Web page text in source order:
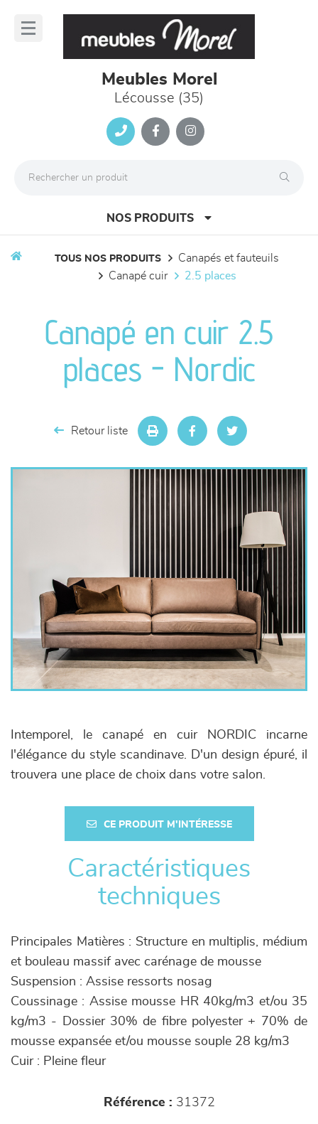
Meubles Morel
Lécousse (35)
NOS PRODUITS
séjours
meubles de complément
TOUS NOS PRODUITS
canapés et fauteuils
canapé cuir
2.5 places
Canapé en cuir 2.5
places - Nordic
Retour liste
Intemporel, le canapé en cuir NORDIC incarne
l'élégance du style scandinave. D'un design épuré, il
trouvera une place de choix dans votre salon.
CE PRODUIT M'INTÉRESSE
Caractéristiques
techniques
Principales Matières : Structure en multiplis, médium
et bouleau massif avec carénage de mousse
Suspension : Assise ressorts nosag
Coussinage : Assise mousse HR 40kg/m3 et/ou 35
kg/m3 - Dossier 30% de fibre polyester + 70% de
mousse expansée et/ou mousse souple 28 kg/m3
Cuir : Pleine fleur
Référence : 31372